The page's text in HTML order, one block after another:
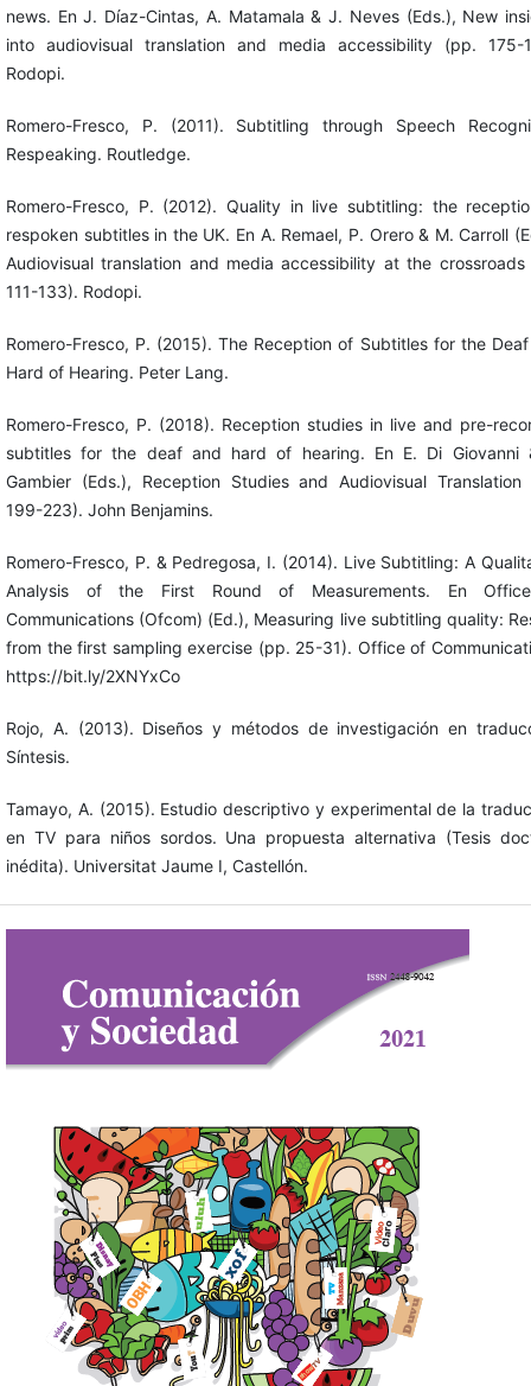
news. En J. Díaz-Cintas, A. Matamala & J. Neves (Eds.), New
into audiovisual translation and media accessibility (pp. 175-
Rodopi.
Romero-Fresco, P. (2011). Subtitling through Speech
Respeaking. Routledge.
Romero-Fresco, P. (2012). Quality in live subtitling: the
respoken subtitles in the UK. En A. Remael, P. Orero & M. Carroll
Audiovisual translation and media accessibility at the
111-133). Rodopi.
Romero-Fresco, P. (2015). The Reception of Subtitles for the
Hard of Hearing. Peter Lang.
Romero-Fresco, P. (2018). Reception studies in live and pre-
subtitles for the deaf and hard of hearing. En E. Di Giovanni
Gambier (Eds.), Reception Studies and Audiovisual Translation
199-223). John Benjamins.
Romero-Fresco, P. & Pedregosa, I. (2014). Live Subtitling: A
Analysis of the First Round of Measurements. En
Communications (Ofcom) (Ed.), Measuring live subtitling quality:
from the first sampling exercise (pp. 25-31). Office of
https://bit.ly/2XNYxCo
Rojo, A. (2013). Diseños y métodos de investigación en
Síntesis.
Tamayo, A. (2015). Estudio descriptivo y experimental de la
en TV para niños sordos. Una propuesta alternativa (Tesis
inédita). Universitat Jaume I, Castellón.